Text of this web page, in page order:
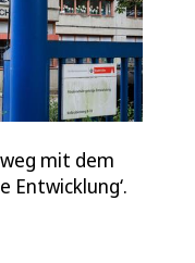
mit dem
Entwicklung‘.